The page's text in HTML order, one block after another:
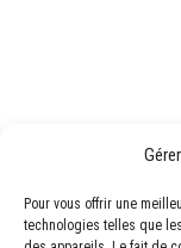
Pour vous offrir une
technologies telles que